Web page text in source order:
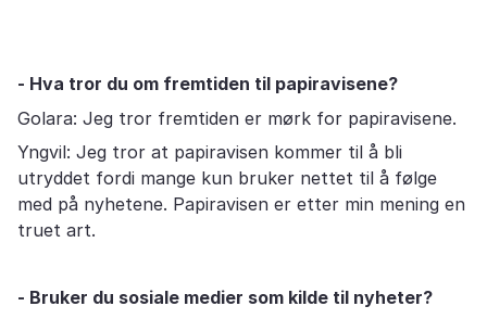
- Hva tror du om fremtiden til papiravisene?
Golara: Jeg tror fremtiden er mørk for papiravisene.
Yngvil: Jeg tror at papiravisen kommer til å bli
utryddet fordi mange kun bruker nettet til å følge
med på nyhetene. Papiravisen er etter min mening en
truet art.
- Bruker du sosiale medier som kilde til nyheter?